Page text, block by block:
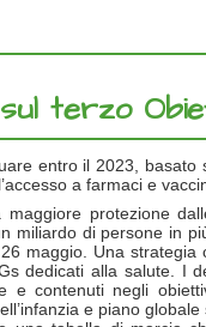
terzo
entro il 2023, basato
a farmaci e
protezione
miliardo di persone in
maggio. Una strategia
dedicati alla salute. I
e contenuti negli
e piano globale